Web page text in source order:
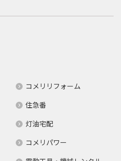
コメリリフォーム
住急番
灯油宅配
コメリパワー